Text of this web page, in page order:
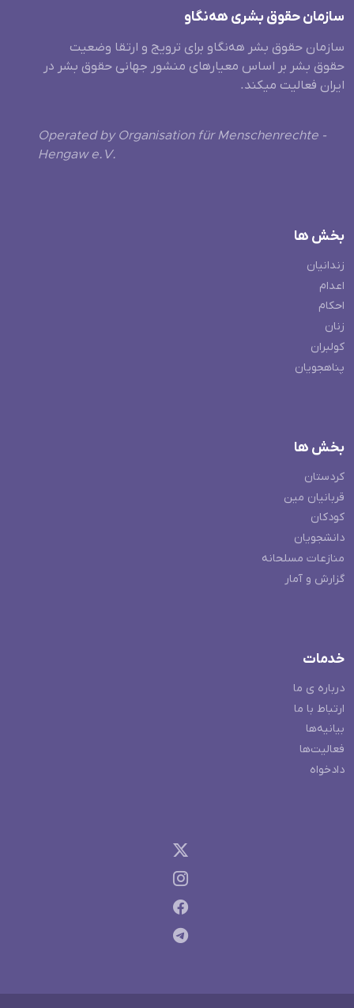
سازمان حقوق بشری هەنگاو
سازمان حقوق بشر هه‌نگاو برای ترویج و ارتقا وضعیت
حقوق بشر بر اساس معیارهای منشور جهانی حقوق بشر در
ایران فعالیت میکند.
Operated by Organisation für Menschenrechte -
Hengaw e.V.
بخش ها
زندانیان
اعدام
احکام
زنان
کولبران
پناهجویان
بخش ها
کردستان
قربانیان مین
کودکان
دانشجویان
منازعات مسلحانه
گزارش و آمار
خدمات
درباره ی ما
ارتباط با ما
بیانیه‌ها
فعالیت‌ها
دادخواه